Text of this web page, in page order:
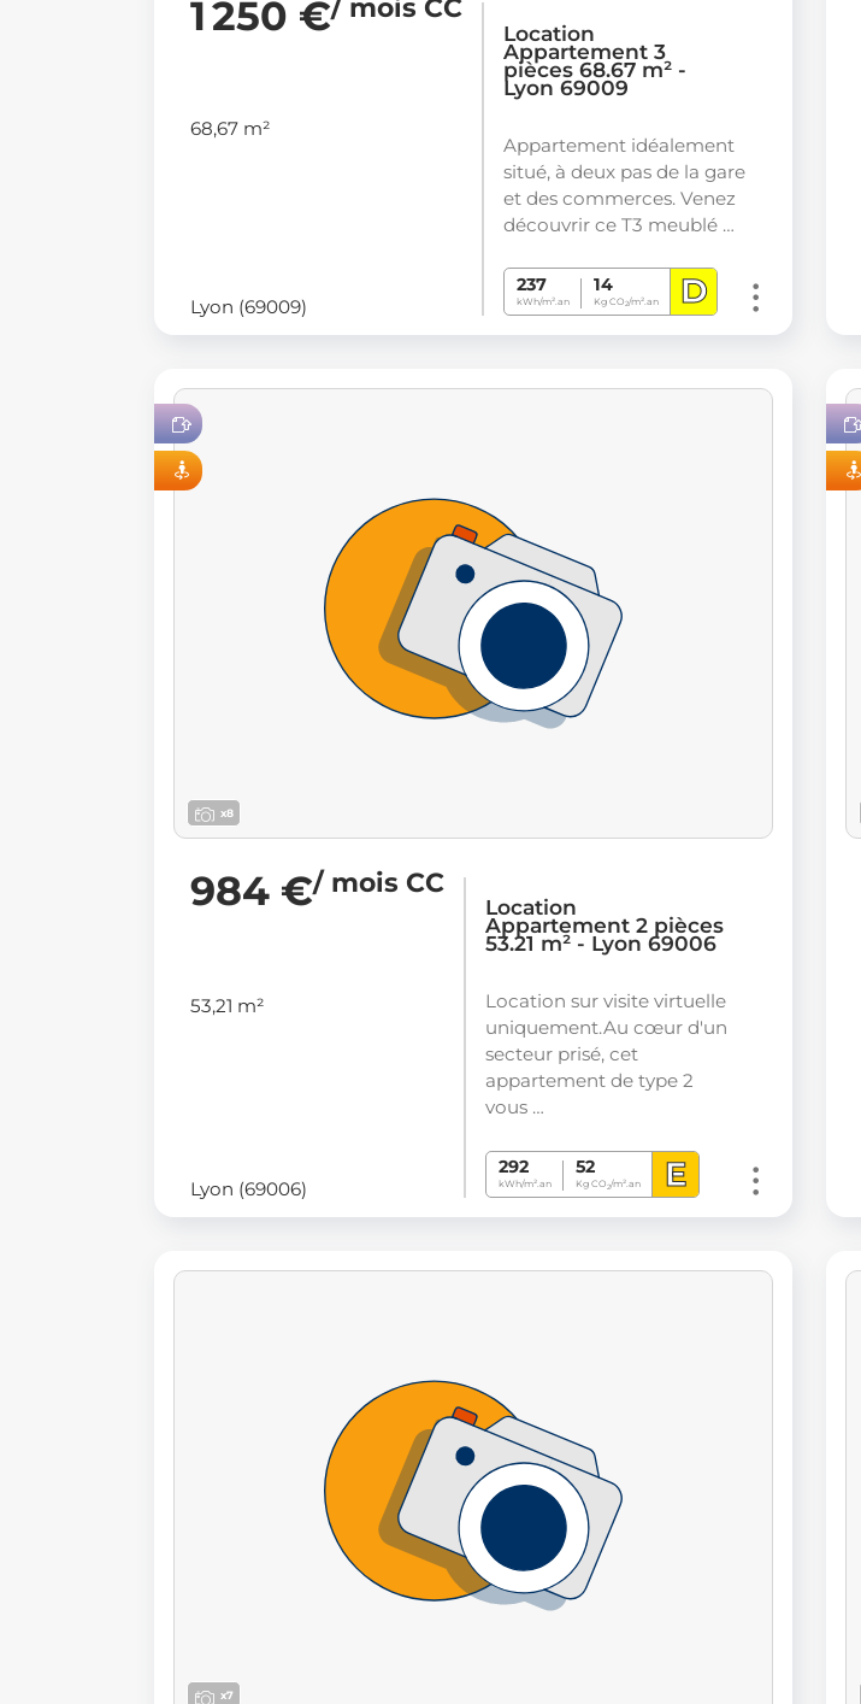
1 250 €/ mois CC
68,67 m²
Lyon (69009)
Location
Appartement 3
pièces 68.67 m² -
Lyon 69009
Appartement idéalement
situé, à deux pas de la gare
et des commerces. Venez
découvrir ce T3 meublé …
237
kWh/m².an
14
Kg CO2/m².an D
x8
984 €/ mois CC
53,21 m²
Lyon (69006)
Location
Appartement 2 pièces
53.21 m² - Lyon 69006
Location sur visite virtuelle
uniquement.Au cœur d'un
secteur prisé, cet
appartement de type 2
vous …
292
kWh/m².an
52
Kg CO2/m².an E
x7